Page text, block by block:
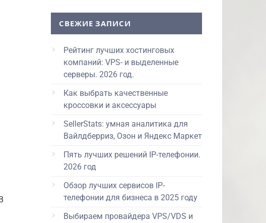
СВЕЖИЕ ЗАПИСИ
Рейтинг лучших хостинговых
компаний: VPS- и выделенные
серверы. 2026 год.
Как выбрать качественные
кроссовки и аксессуары
SellerStats: умная аналитика для
Вайлдберриз, Озон и Яндекс Маркет
Пять лучших решений IP-телефонии.
2026 год
Обзор лучших сервисов IP-
телефонии для бизнеса в 2025 году
Выбираем провайдера VPS/VDS и